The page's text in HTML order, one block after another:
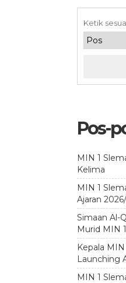
Pos-
MIN 1
Kelima
MIN 1
Ajaran
Simaan Al-
Murid MIN
Kepala
Launching
MIN 1